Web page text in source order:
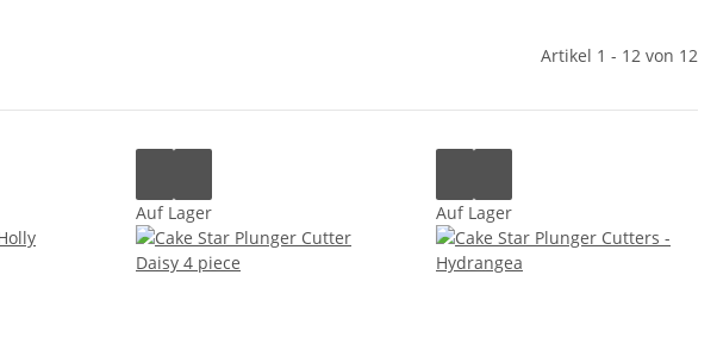
Artikel 1 - 12 von 12
Auf Lager Auf Lager